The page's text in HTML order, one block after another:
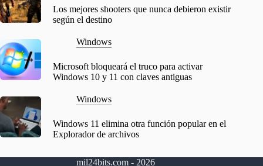
Los mejores shooters que nunca debieron existir
según el destino
Windows
Microsoft bloqueará el truco para activar
Windows 10 y 11 con claves antiguas
Windows
Windows 11 elimina otra función popular en el
Explorador de archivos
mil24bits.com - 2026